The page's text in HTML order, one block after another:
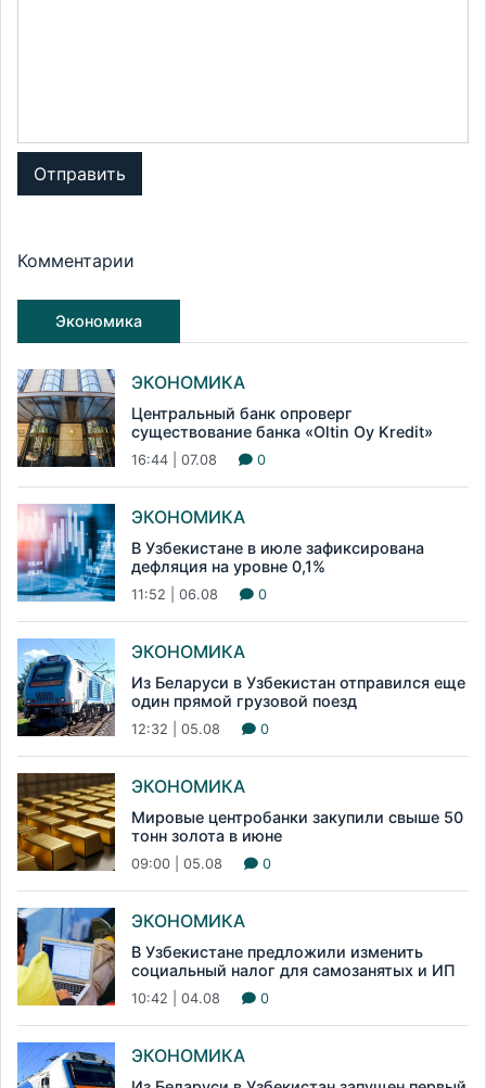
Отправить
Комментарии
Экономика
ЭКОНОМИКА
Центральный банк опроверг
существование банка «Oltin Oy Kredit»
16:44 | 07.08 0
ЭКОНОМИКА
В Узбекистане в июле зафиксирована
дефляция на уровне 0,1%
11:52 | 06.08 0
ЭКОНОМИКА
Из Беларуси в Узбекистан отправился еще
один прямой грузовой поезд
12:32 | 05.08 0
ЭКОНОМИКА
Мировые центробанки закупили свыше 50
тонн золота в июне
09:00 | 05.08 0
ЭКОНОМИКА
В Узбекистане предложили изменить
социальный налог для самозанятых и ИП
10:42 | 04.08 0
ЭКОНОМИКА